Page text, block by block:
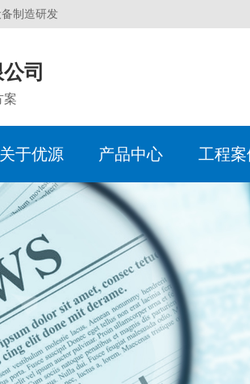
制造研发
司
案
关于优源
生产现场
产品中心
无负压供水
电子水处理器
旁流水处理器
工程案
化工煤电行
机械行业
建筑行业
常见问题
人事招聘
服务团队